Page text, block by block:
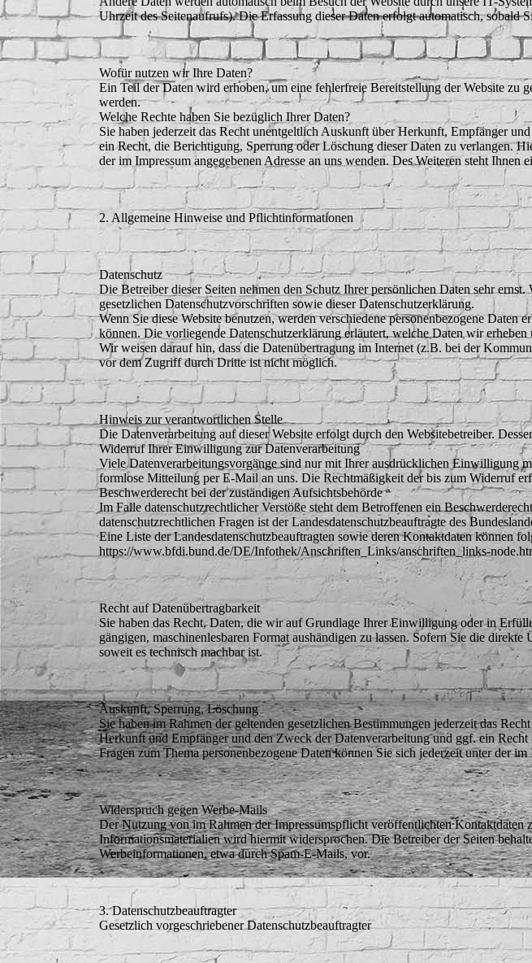
Uhrzeit des Seitenaufrufs). Die Erfassung dieser Daten erfolgt automatisch, sobald
Wofür nutzen wir Ihre Daten?
Ein Teil der Daten wird erhoben, um eine fehlerfreie Bereitstellung der Website zu
werden.
Welche Rechte haben Sie bezüglich Ihrer Daten?
Sie haben jederzeit das Recht unentgeltlich Auskunft über Herkunft, Empfänger
ein Recht, die Berichtigung, Sperrung oder Löschung dieser Daten zu verlangen.
der im Impressum angegebenen Adresse an uns wenden. Des Weiteren steht
2. Allgemeine Hinweise und Pflichtinformationen
Datenschutz
Die Betreiber dieser Seiten nehmen den Schutz Ihrer persönlichen Daten sehr
gesetzlichen Datenschutzvorschriften sowie dieser Datenschutzerklärung.
Wenn Sie diese Website benutzen, werden verschiedene personenbezogene
können. Die vorliegende Datenschutzerklärung erläutert, welche Daten wir
Wir weisen darauf hin, dass die Datenübertragung im Internet (z.B. bei der
vor dem Zugriff durch Dritte ist nicht möglich.
Hinweis zur verantwortlichen Stelle
Die Datenverarbeitung auf dieser Website erfolgt durch den Websitebetreiber.
Widerruf Ihrer Einwilligung zur Datenverarbeitung
Viele Datenverarbeitungsvorgänge sind nur mit Ihrer ausdrücklichen Einwilligung
formlose Mitteilung per E-Mail an uns. Die Rechtmäßigkeit der bis zum Widerruf
Beschwerderecht bei der zuständigen Aufsichtsbehörde
Im Falle datenschutzrechtlicher Verstöße steht dem Betroffenen ein
datenschutzrechtlichen Fragen ist der Landesdatenschutzbeauftragte des
Eine Liste der Landesdatenschutzbeauftragten sowie deren Kontaktdaten können
https://www.bfdi.bund.de/DE/Infothek/Anschriften_Links/anschriften_links-
Recht auf Datenübertragbarkeit
Sie haben das Recht, Daten, die wir auf Grundlage Ihrer Einwilligung oder in
gängigen, maschinenlesbaren Format aushändigen zu lassen. Sofern Sie die
soweit es technisch machbar ist.
Auskunft, Sperrung, Löschung
Sie haben im Rahmen der geltenden gesetzlichen Bestimmungen jederzeit das
Herkunft und Empfänger und den Zweck der Datenverarbeitung und ggf. ein
Fragen zum Thema personenbezogene Daten können Sie sich jederzeit unter der
Widerspruch gegen Werbe-Mails
Der Nutzung von im Rahmen der Impressumspflicht veröffentlichten
Informationsmaterialien wird hiermit widersprochen. Die Betreiber der Seiten
Werbeinformationen, etwa durch Spam-E-Mails, vor.
3. Datenschutzbeauftragter
Gesetzlich vorgeschriebener Datenschutzbeauftragter